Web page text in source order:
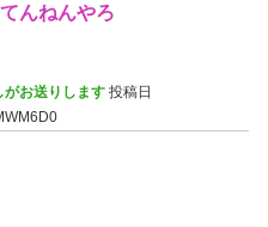
んねんやろ
がお送りします 投稿日